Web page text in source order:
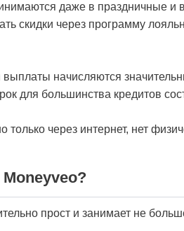
даже в праздничные и
скидки через программу
выплаты начисляются
для большинства кредитов
через интернет, нет
прост и занимает не